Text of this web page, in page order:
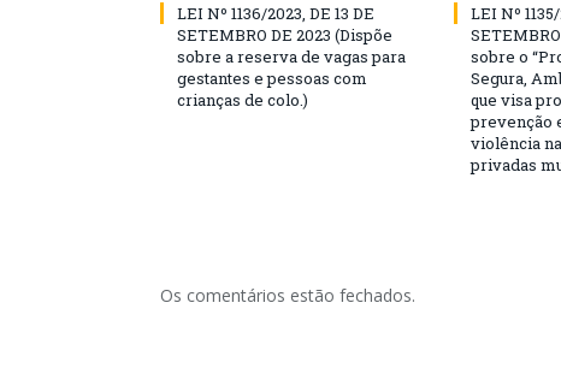
LEI Nº 1136/2023, DE 13 DE
SETEMBRO DE 2023 (Dispõe
sobre a reserva de vagas para
gestantes e pessoas com
crianças de colo.)
LEI Nº
sobre o
Segura,
que visa
prevenção
violência
privadas
Os comentários estão fechados.